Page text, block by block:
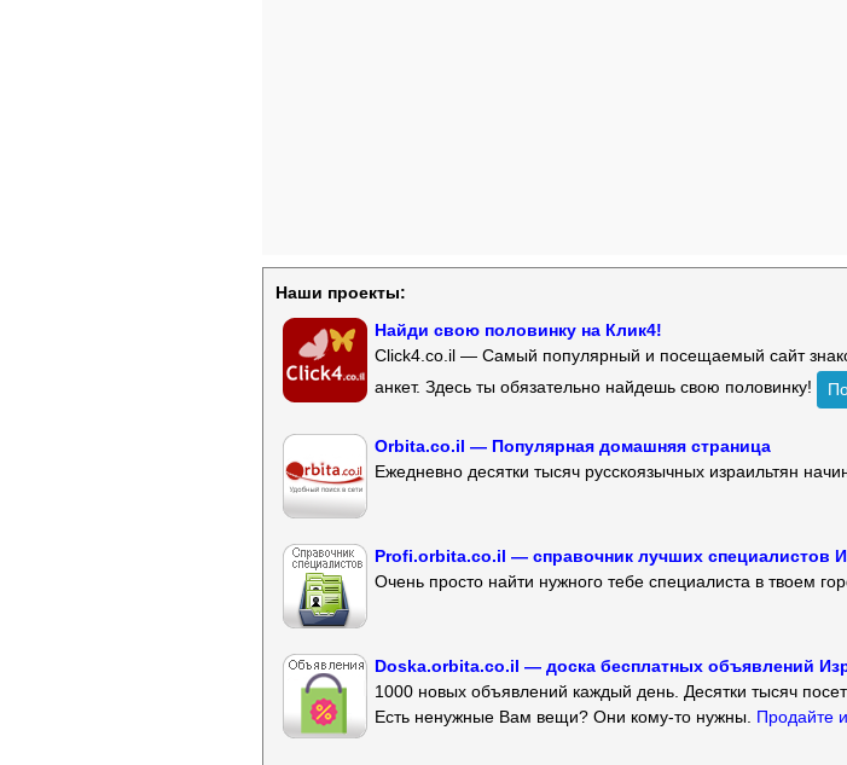
Наши проекты:
Найди свою половинку на Клик4!
Click4.co.il — Самый популярный и посещаемый сайт
анкет. Здесь ты обязательно найдешь свою половинку!
Orbita.co.il — Популярная домашняя страница
Ежедневно десятки тысяч русскоязычных израильтян
Profi.orbita.co.il — справочник лучших специалистов
Очень просто найти нужного тебе специалиста в твоем
Doska.orbita.co.il — доска бесплатных объявлений
1000 новых объявлений каждый день. Десятки тысяч
Есть ненужные Вам вещи? Они кому-то нужны. Продайте